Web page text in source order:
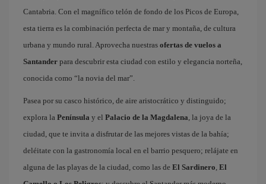
Cantabria. Con el magnífico telón de fondo de los Picos de Europa,
esta tierra es la combinación perfecta de mar y montaña, de cultura
urbana y mundo rural. Aprovecha nuestras ofertas de vuelos a
Santander para descubrir esta ciudad con estilo y elegancia norteña,
conocida como “la novia del mar”.
Pasea por su casco histórico, de aire aristocrático y distinguido;
explora la Península y el Palacio de la Magdalena, la joya de la
ciudad, que te invita a disfrutar de las mejores vistas de la bahía;
deléitate con la gastronomía local en el barrio pesquero; relájate en
alguna de las playas de la ciudad, como las de El Sardinero, El